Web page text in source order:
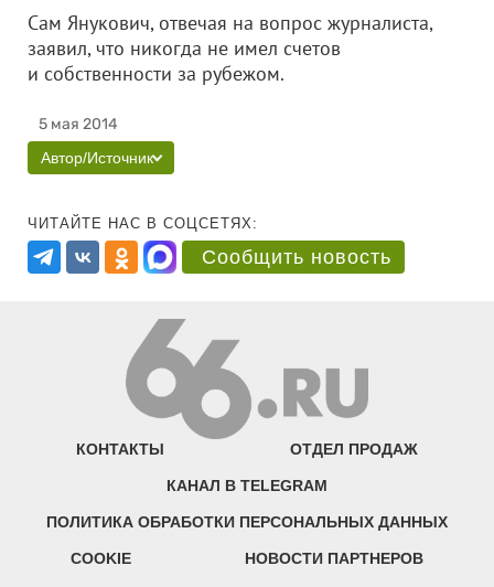
Сам Янукович, отвечая на вопрос журналиста,
заявил, что никогда не имел счетов
и собственности за рубежом.
5 мая 2014
Автор/Источник
ЧИТАЙТЕ НАС В СОЦСЕТЯХ:
Сообщить новость
КОНТАКТЫ ОТДЕЛ ПРОДАЖ
КАНАЛ В TELEGRAM
ПОЛИТИКА ОБРАБОТКИ ПЕРСОНАЛЬНЫХ ДАННЫХ
COOKIE НОВОСТИ ПАРТНЕРОВ